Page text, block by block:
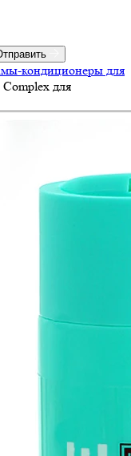
кондиционеры для
Complex для